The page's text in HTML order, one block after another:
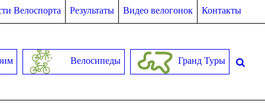
Велоспорта Результаты Видео велогонок Контакты
Велосипеды Гранд Туры